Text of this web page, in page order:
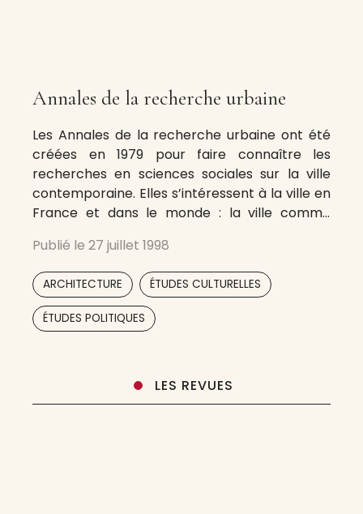
Annales de la recherche urbaine
Les Annales de la recherche urbaine ont été
créées en 1979 pour faire connaître les
recherches en sciences sociales sur la ville
contemporaine. Elles s’intéressent à la ville en
France et dans le monde : la ville comme
et technique, comme invitation continue à la
connaissance et à la
Publié le 27 juillet 1998
ARCHITECTURE ÉTUDES CULTURELLES
ÉTUDES POLITIQUES
LES REVUES